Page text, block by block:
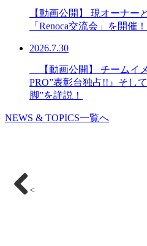
【動画公開】 現オーナー
「Renoca交流会」を開催
2026.7.30
【動画公開】 チームイ
PRO”表彰台独占!!』そし
脚”を詳説！
NEWS & TOPICS一覧へ
<